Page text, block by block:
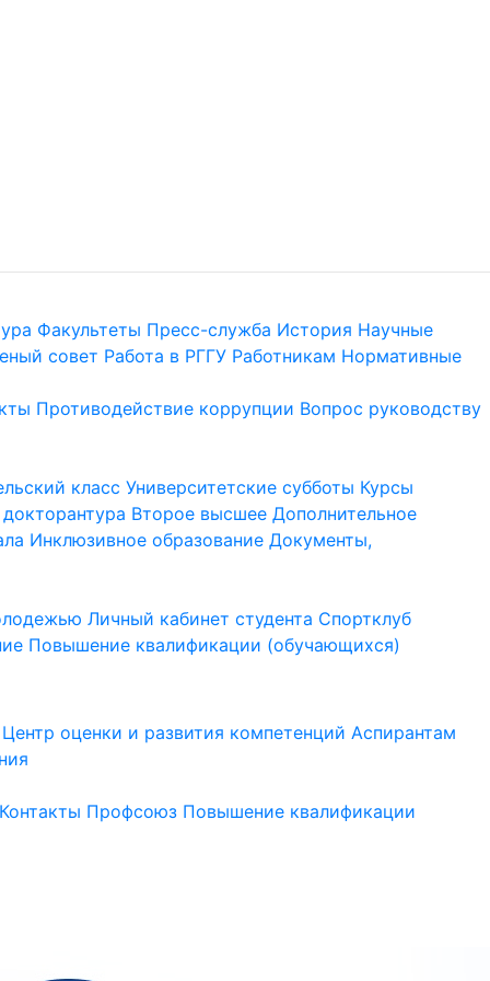
Факультеты Пресс-служба История Научные
совет Работа в РГГУ Работникам Нормативные
Противодействие коррупции Вопрос руководству
класс Университетские субботы Курсы
Второе высшее Дополнительное
Инклюзивное образование Документы,
Личный кабинет студента Спортклуб
Повышение квалификации (обучающихся)
Центр оценки и развития компетенций Аспирантам
Контакты Профсоюз Повышение квалификации